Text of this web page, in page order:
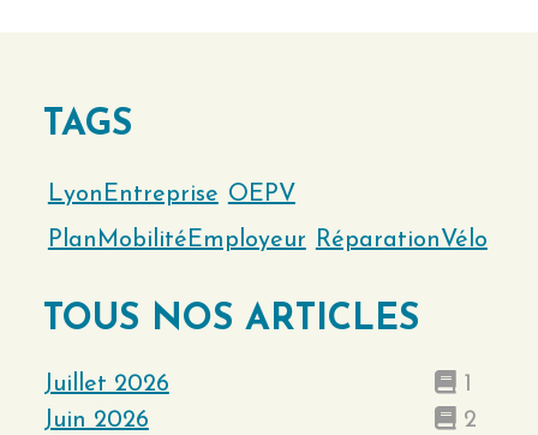
TAGS
LyonEntreprise OEPV
PlanMobilitéEmployeur RéparationVélo
TOUS NOS ARTICLES
Juillet 2026
1
Juin 2026
2